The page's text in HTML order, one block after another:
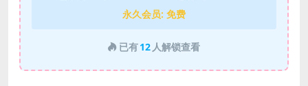
永久会员: 免费
已有12 人解锁查看